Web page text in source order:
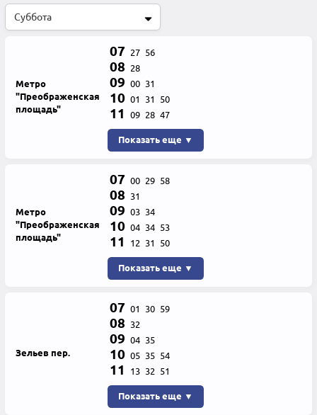
Метро
"Преображенская
площадь"
07 27 56
08 28
09 00 31
10 01 31 50
11 09 28 47
Показать еще ▼
Метро
"Преображенская
площадь"
07 00 29 58
08 31
09 03 34
10 04 34 53
11 12 31 50
Показать еще ▼
Зельев пер.
07 01 30 59
08 32
09 04 35
10 05 35 54
11 13 32 51
Показать еще ▼